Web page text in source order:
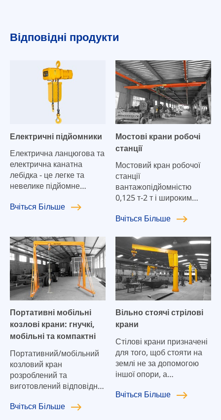
Відповідні продукти
Електричні підйомники
Електрична ланцюгова та
електрична канатна
лебідка - це легке та
невелике підйомне
використовувати окремо
однобалковому крані,
мостовому крані,
козловому та стріловому
крані.
Вчіться Більше
Мостові крани робочі
станції
Мостовий кран робочої
станції
вантажопідйомністю
0,125 т-2 т і широким
Найбільшою перевагою
Workstation нашої
компанії є те, що його
можна легко розширити
та адаптувати до нових
вимог у будь-який
момент, а також він може
вашим бізнесом.
Вчіться Більше
Портативні мобільні
козлові крани: гнучкі,
мобільні та компактні
Портативний/мобільний
козловий кран
розроблений та
виготовлений відповідно
стандарту JB/T5663-2008.
Вчіться Більше
Вільно стоячі стрілові
крани
Стілові крани призначені
для того, щоб стояти на
землі не за допомогою
іншої опори, а
складається з поворотної
Вчіться Більше